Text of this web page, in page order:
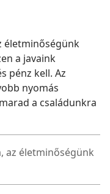
életminőségünk
a javaink
pénz kell. Az
nyomás
a családunkra
az életminőségünk